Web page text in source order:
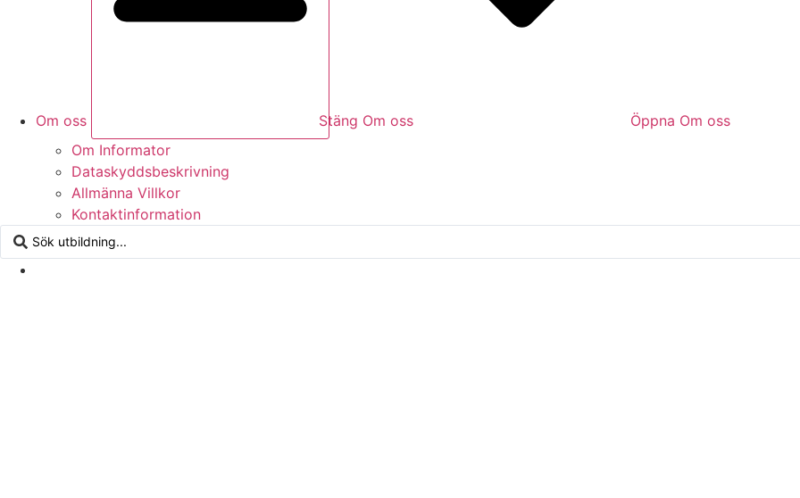
Om oss Stäng Om oss
Öppna Om oss
Om Informator
Dataskyddsbeskrivning
Allmänna Villkor
Kontaktinformation
Search